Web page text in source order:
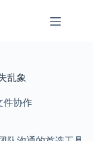
乱象
件协作